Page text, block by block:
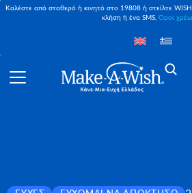
Καλέστε από σταθερό ή κινητό στο 19808 ή στείλτε
κλήση ή ένα SMS,Όροι